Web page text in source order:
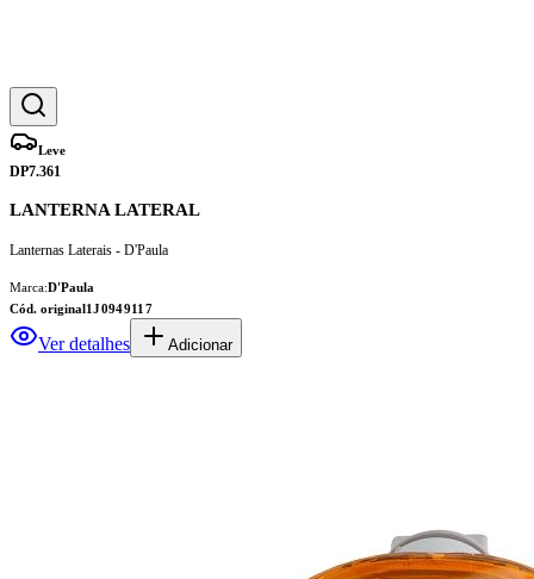
Leve
DP7.361
LANTERNA LATERAL
Lanternas Laterais - D'Paula
Marca:D'Paula
Cód. original1J0949117
Ver detalhes Adicionar